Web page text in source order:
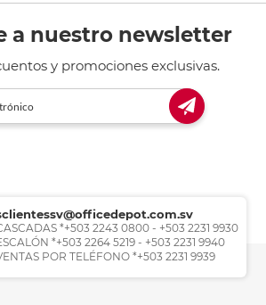
a nuestro newsletter
y promociones exclusivas.
*+503 2243 0800 - +503 2231 9930
*+503 2264 5219 - +503 2231 9940
POR TELÉFONO *+503 2231 9939